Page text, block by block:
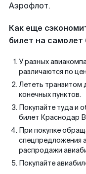
Аэрофлот.
Как еще
билет на самолет
У разных
различаются по
Лететь транзитом
конечных пунктов.
Покупайте туда и
билет Краснодар
При покупке
спецпредложения
распродажи
Покупайте